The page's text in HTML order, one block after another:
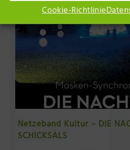
Cookie-Richtlinie
Netzeband Kultur – DIE
SCHICKSALS